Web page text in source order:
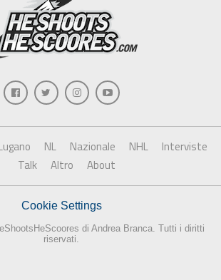
NL Nazionale NHL
Interviste
Talk
Altro About
Cookie Settings
di Andrea Branca. Tutti i diritti
riservati.